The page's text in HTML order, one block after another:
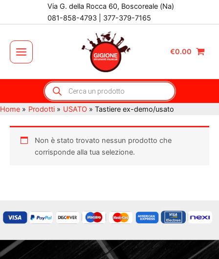
Via G. della Rocca 60, Boscoreale (Na)
081-858-4793 | 377-379-7165
Main
Menu
€0.00
Products
search
Home Prodotti USATO Tastiere ex-demo/usato
Non è stato trovato nessun prodotto che
corrisponde alla tua selezione.